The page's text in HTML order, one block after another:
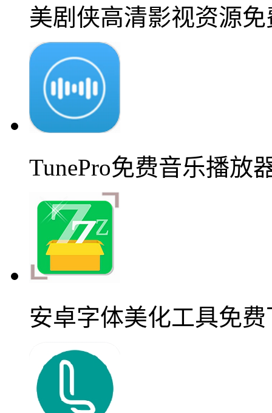
美剧侠高清影视资源
TunePro免费音乐播放
安卓字体美化工具免